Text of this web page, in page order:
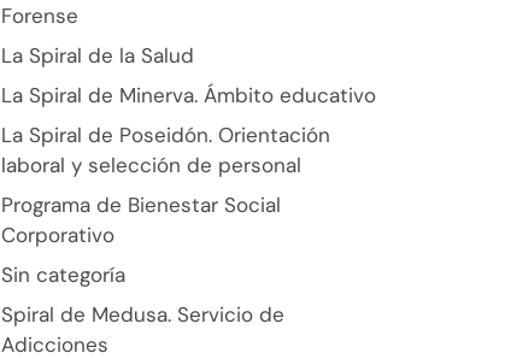
Forense
La Spiral de la Salud
La Spiral de Minerva. Ámbito educativo
La Spiral de Poseidón. Orientación
laboral y selección de personal
Programa de Bienestar Social
Corporativo
Sin categoría
Spiral de Medusa. Servicio de
Adicciones